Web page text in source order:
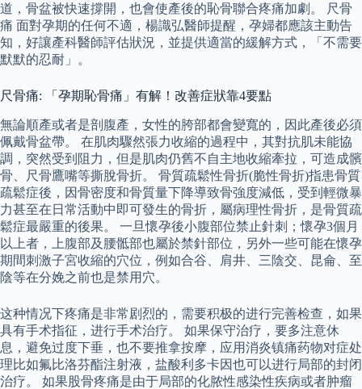
道，骨盆被快速撐開，也會使產後的恥骨聯合疼痛加劇。 尺骨
痛 面對孕期的任何不適，楊識弘醫師提醒，孕婦都應該主動告
知，好讓產科醫師評估狀況，並提供適當的緩解方式，「不需要
默默的忍耐」。
尺骨痛: 「孕期恥骨痛」有解！改善症狀靠4要點
無論順產或者是剖腹產，女性的胯部都會變寬的，因此產後必須
佩戴骨盆帶。 在肌肉驟然張力收縮的過程中，其對抗肌未能協
調，突然受到阻力，但是肌肉仍舊不自主地收縮牽拉，可造成髕
骨、尺骨鷹嘴等撕脫骨折。 骨質疏鬆性骨折(脆性骨折)指患骨質
疏鬆症後，因骨密度和骨質量下降導致骨強度減低，受到輕微暴
力甚至在日常活動中即可發生的骨折，屬病理性骨折，是骨質疏
鬆症最嚴重的後果。 一旦懷孕後小腹部位禁止針刺；懷孕3個月
以上者，上腹部及腰骶部也屬於禁針部位，另外一些可能在懷孕
期間刺激子宮收縮的穴位，例如合谷、肩井、三陰交、昆侖、至
陰等在分娩之前也是禁用穴。
这种情况下疼痛是非常剧烈的，需要积极的进行完善检查，如果
具有手术指征，进行手术治疗。 如果保守治疗，要多注意休
息，避免过度下垂，也不要推拿按摩，应用消炎镇痛药物对症处
理比如氟比洛芬酯注射液，盐酸利多卡因也可以进行局部的封闭
治疗。 如果股骨疼痛是由于局部的化脓性感染性疾病或者肿瘤